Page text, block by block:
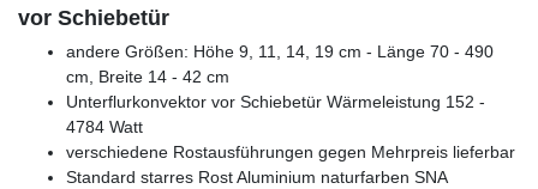
vor Schiebetür
andere Größen: Höhe 9, 11, 14, 19 cm - Länge 70 - 490
cm, Breite 14 - 42 cm
Unterflurkonvektor vor Schiebetür Wärmeleistung 152 -
4784 Watt
verschiedene Rostausführungen gegen Mehrpreis lieferbar
Standard starres Rost Aluminium naturfarben SNA